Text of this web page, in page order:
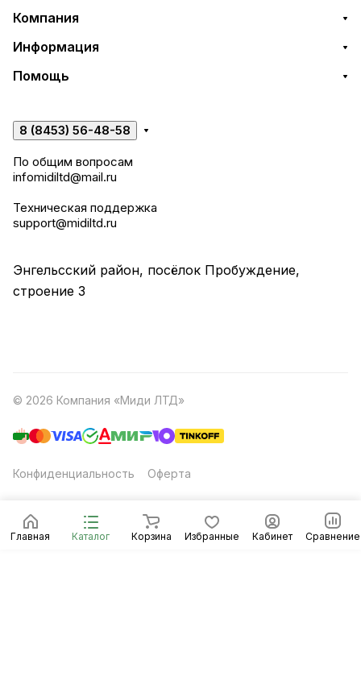
Главная Каталог Корзина Избранные Кабинет Сравнение
Компания
Информация
Помощь
8 (8453) 56-48-58
По общим вопросам
infomidiltd@mail.ru
Техническая поддержка
support@midiltd.ru
Энгельсский район, посёлок Пробуждение,
строение 3
© 2026 Компания «Миди ЛТД»
Конфиденциальность Оферта